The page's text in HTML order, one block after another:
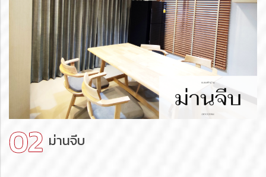
ม่านจีบ